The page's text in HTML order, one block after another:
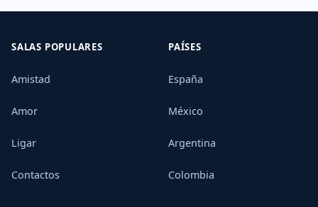
SALAS POPULARES
Amistad
Amor
Ligar
Contactos
PAÍSES
España
México
Argentina
Colombia